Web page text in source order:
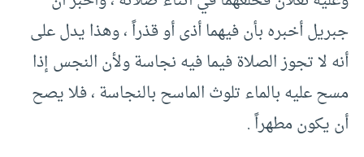
جبريل أخبره بأن فيهما أذى أو قذراً ، وهذا يدل على
أنه لا تجوز الصلاة فيما فيه نجاسة ولأن النجس إذا
مسح عليه بالماء تلوث الماسح بالنجاسة ، فلا يصح
أن يكون مطهراً .